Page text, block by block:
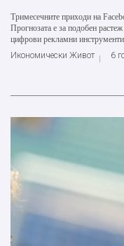
Тримесечните приходи на
Прогнозата е за подобен
цифрови рекламни
Икономически Живот
6